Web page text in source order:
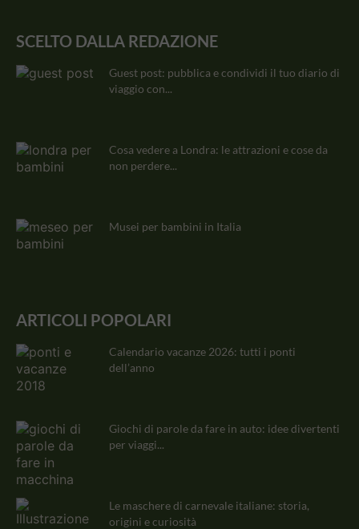
SCELTO DALLA REDAZIONE
Guest post: pubblica e condividi il tuo diario di
viaggio con...
Cosa vedere a Londra: le attrazioni e cose da
non perdere...
Musei per bambini in Italia
ARTICOLI POPOLARI
Calendario vacanze 2026: tutti i ponti
dell’anno
Giochi di parole da fare in auto: idee divertenti
per viaggi...
Le maschere di carnevale italiane: storia,
origini e curiosità